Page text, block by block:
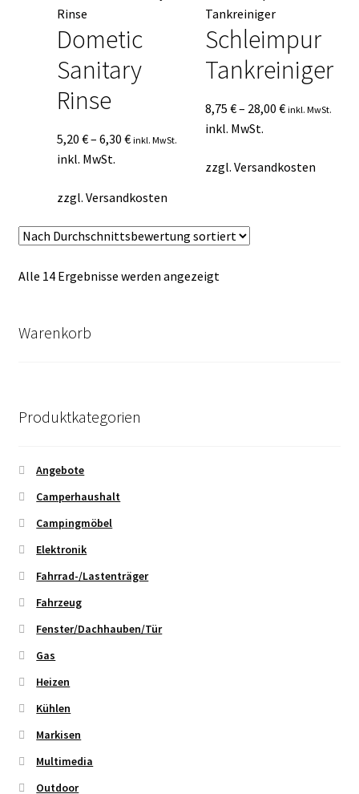
Dometic
Sanitary
Rinse
5,20 €– 6,30 € inkl. MwSt.
inkl. MwSt.
zzgl. Versandkosten
Schleimpur
Tankreiniger
8,75€– 28,00€ inkl. MwSt.
inkl. MwSt.
zzgl.Versandkosten
Alle 14 Ergebnisse werden angezeigtNach
Warenkorb
Produktkategorien
Angebote
Camperhaushalt
Campingmöbel
Elektronik
Fahrrad-/Lastenträger
Fahrzeug
Fenster/Dachhauben/Tür
Gas
Heizen
Kühlen
Markisen
Multimedia
Outdoor